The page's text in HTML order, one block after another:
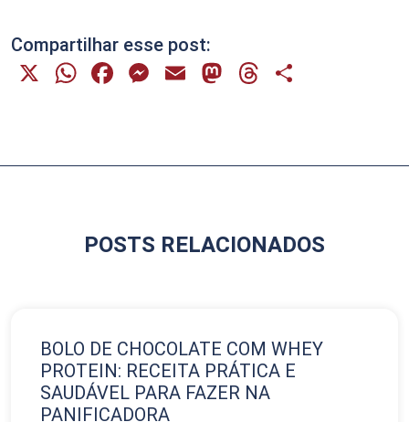
Compartilhar esse post:
X WhatsApp
Facebook
Messenger
EmailMastodon
Threads
POSTS RELACIONADOS
BOLO DE CHOCOLATE COM WHEY
PROTEIN: RECEITA PRÁTICA E
SAUDÁVEL PARA FAZER NA
PANIFICADORA